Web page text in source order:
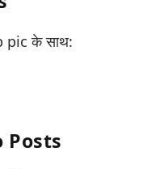
pic के साथ:
Posts